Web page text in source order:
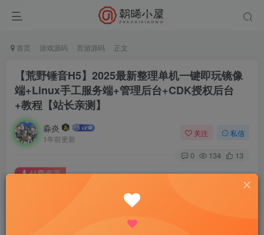
首页 游戏源码 页游源码 正文
【荒野锤音H5】2025最新整理单机一键即玩镜像
端+Linux手工服务端+管理后台+CDK授权后台
+教程【站长亲测】
淼炎
1年前更新
关注 私信
0 134 13
此内容为付费资源，请付费后查看
付费资源